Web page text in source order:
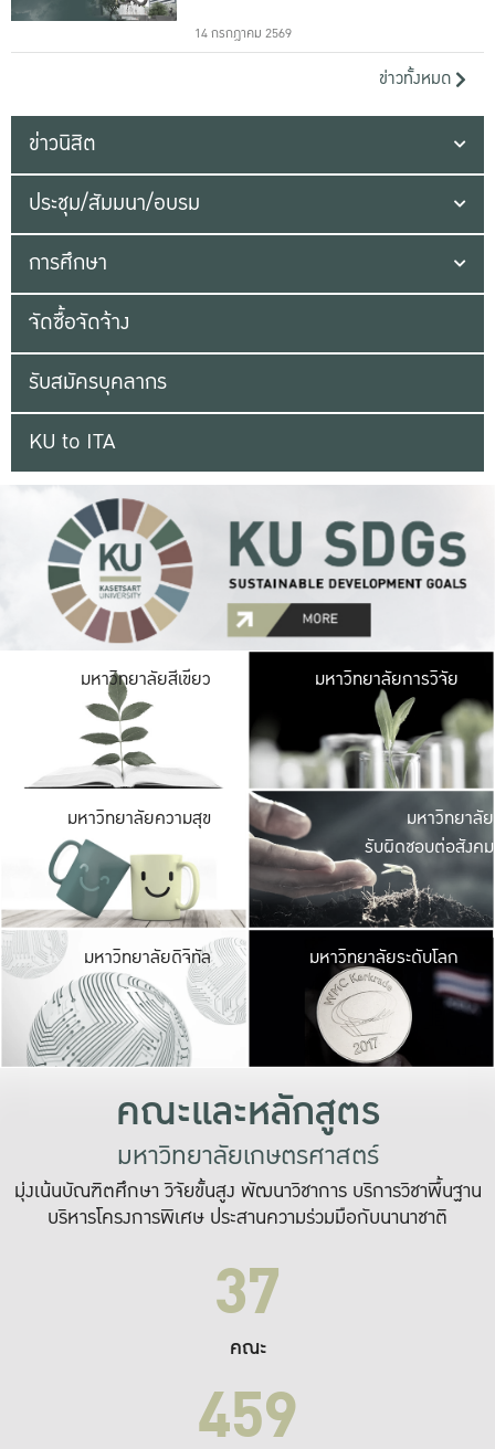
14 กรกฎาคม 2569
ข่าวทั้งหมด
ข่าวนิสิต
ประชุม/สัมมนา/อบรม
การศึกษา
จัดซื้อจัดจ้าง
รับสมัครบุคลากร
KU to ITA
มหาวิทยาลัยสีเขียว มหาวิ
มีพื้นที่เขียวสดใส
เป็นป่าในเมือง เกษต
มหาวิทยาลัยการวิจัย
มหาวิทยาลัยความสุข มหาวิ
ค
เปิดประ
และพบเรื่องราวใ
มหาวิทยาลัย
รับผิดชอบต่อสังคม
มหาวิทยาลัยดิจิทัล มหาวิ
เปลี่ยนแปลง แล
เพื่อทำง
ระบบสารสนเทศ
มหาวิทยาลัยระดับโลก
คณะและหลักสูตร
มหาวิทยาลัยเกษตรศาสตร์
มุ่งเน้นบัณฑิตศึกษา วิจัยขั้นสูง พัฒนาวิชาการ บริการวิชาพื้นฐาน
บริหารโครงการพิเศษ ประสานความร่วมมือกับนานาชาติ
37
คณะ
459